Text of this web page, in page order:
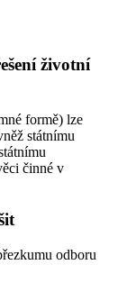
životní
formě) lze
státnímu
činné v
odboru